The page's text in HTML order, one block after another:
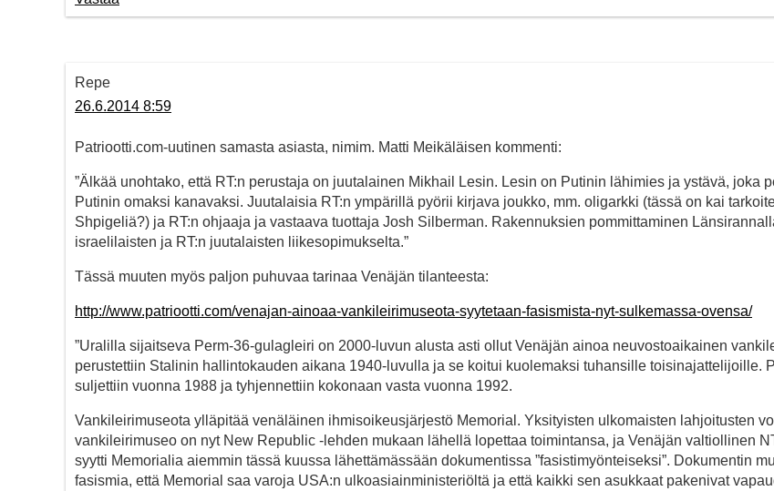
Repe
26.6.2014 8:59
Patriootti.com-uutinen samasta asiasta, nimim. Matti Meikäläisen kommenti:
”Älkää unohtako, että RT:n perustaja on juutalainen Mikhail Lesin. Lesin on Putinin lähimies ja ystävä, joka
Putinin omaksi kanavaksi. Juutalaisia RT:n ympärillä pyörii kirjava joukko, mm. oligarkki (tässä on kai
Shpigeliä?) ja RT:n ohjaaja ja vastaava tuottaja Josh Silberman. Rakennuksien pommittaminen
israelilaisten ja RT:n juutalaisten liikesopimukselta.”
Tässä muuten myös paljon puhuvaa tarinaa Venäjän tilanteesta:
http://www.patriootti.com/venajan-ainoaa-vankileirimuseota-syytetaan-fasismista-nyt-sulkemassa-ovensa/
”Uralilla sijaitseva Perm-36-gulagleiri on 2000-luvun alusta asti ollut Venäjän ainoa neuvostoaikainen
perustettiin Stalinin hallintokauden aikana 1940-luvulla ja se koitui kuolemaksi tuhansille toisinajattelijoille.
suljettiin vuonna 1988 ja tyhjennettiin kokonaan vasta vuonna 1992.
Vankileirimuseota ylläpitää venäläinen ihmisoikeusjärjestö Memorial. Yksityisten ulkomaisten lahjoitusten
vankileirimuseo on nyt New Republic -lehden mukaan lähellä lopettaa toimintansa, ja Venäjän valtiollinen
syytti Memorialia aiemmin tässä kuussa lähettämässään dokumentissa ”fasistimyönteiseksi”. Dokumentin
fasismia, että Memorial saa varoja USA:n ulkoasiainministeriöltä ja että kaikki sen asukkaat pakenivat